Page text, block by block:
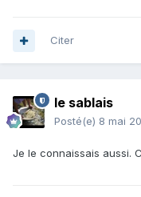
Citer
le sablais
Posté(e) 8 mai
Je le connaissais aussi.